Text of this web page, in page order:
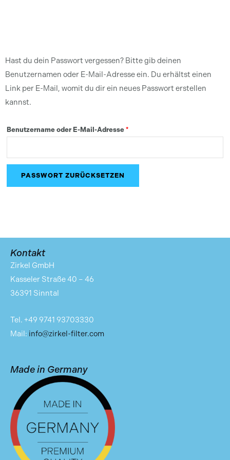
Hast du dein Passwort vergessen? Bitte gib deinen
Benutzernamen oder E-Mail-Adresse ein. Du erhältst einen
Link per E-Mail, womit du dir ein neues Passwort erstellen
kannst.
Benutzername oder E-Mail-Adresse *
Erforderlich
PASSWORT ZURÜCKSETZEN
Kontakt
Zirkel GmbH
Kasseler Straße 40 – 46
36391 Sinntal
Tel. +49 9741 93703330
Mail: info@zirkel-filter.com
Made in Germany